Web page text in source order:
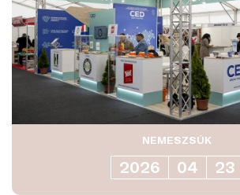
NEMESZSÚK
2026 04 23